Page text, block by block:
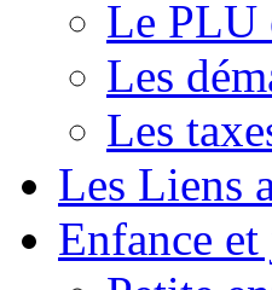
Le PLU
Les
Les
Les Liens
Enfance et